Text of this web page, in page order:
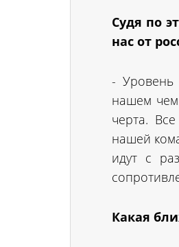
Судя по
нас от
- Уровень
нашем
черта.
нашей
идут с
Какая